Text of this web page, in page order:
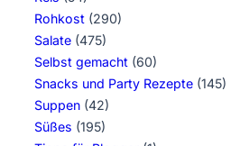
Rohkost (290)
Salate (475)
Selbst gemacht (60)
Snacks und Party Rezepte (145)
Suppen (42)
Süßes (195)